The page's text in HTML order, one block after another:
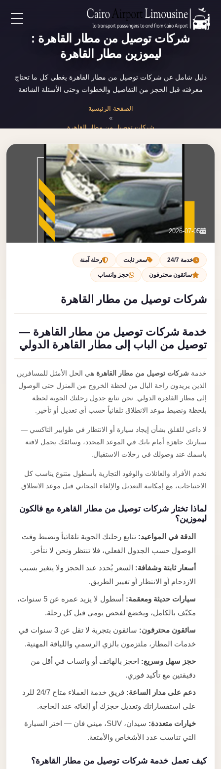
AR
خدمات المطار
نحن
بنا
احجز الآن
شركات توصيل من مطار القاهرة :
ليموزين مطار القاهرة
دليل شامل عن شركات توصيل من مطار القاهرة يغطي كل ما تحتاج
معرفته قبل الحجز من التفاصيل والخطوات وحتى الأسئلة الشائعة
الصفحة الرئيسية
شركات توصيل من مطار القاهرة
2026-07-05
خدمة 24/7 سعر ثابت رحلة آمنة
سائقون محترفون حجز واتساب
شركات توصيل من مطار القاهرة
خدمة شركات توصيل من مطار القاهرة —
توصيل من الباب إلى مطار القاهرة الدولي
خدمةشركات توصيل من مطار القاهرةهي الحل الأمثل للمسافرين
الذين يريدون راحة البال من لحظة الخروج من المنزل حتى الوصول
إلى مطار القاهرة الدولي. نحن نتابع جدول رحلتك الجوية لحظة
بلحظة ونضبط موعد الانطلاق تلقائياً حسب أي تعديل أو تأخير.
لا داعي للقلق بشأن إيجاد سيارة أو الانتظار في طوابير التاكسي —
سيارتك جاهزة أمام بابك في الموعد المحدد، وسائقك يحمل لافتة
باسمك عند وصولك في رحلات الاستقبال.
نخدم الأفراد والعائلات والوفود التجارية بأسطول متنوع يناسب كل
الاحتياجات، مع إمكانية التعديل والإلغاء المجاني قبل موعد الانطلاق.
لماذا تختار شركات توصيل من مطار القاهرة مع فالكون
ليموزين؟
الدقة في المواعيد:نتابع رحلتك الجوية تلقائياً ونضبط وقت
الوصول حسب الجدول الفعلي، فلا تنتظر ونحن لا نتأخر.
أسعار ثابتة وشفافة:السعر يُحدد عند الحجز ولا يتغير بسبب
الازدحام أو الانتظار أو تغيير الطريق.
سيارات حديثة ومعقمة:
أسطول لا يزيد عمره عن 5 سنوات،
مكيّف بالكامل، ويخضع لفحص يومي قبل كل رحلة.
سائقون محترفون:
سائقون بتجربة لا تقل عن 3 سنوات في
خدمات المطار، ملتزمون بالزي الرسمي واللياقة المهنية.
حجز سهل وسريع:احجز بالهاتف أو واتساب في أقل من
دقيقتين مع تأكيد فوري.
دعم على مدار الساعة:
فريق خدمة العملاء متاح 24/7 للرد
على استفساراتك وتعديل حجزك أو إلغائه عند الحاجة.
خيارات متعددة:
سيدان، SUV، ميني فان — اختر السيارة
التي تناسب عدد الأشخاص والأمتعة.
كيف تعمل خدمة شركات توصيل من مطار القاهرة؟